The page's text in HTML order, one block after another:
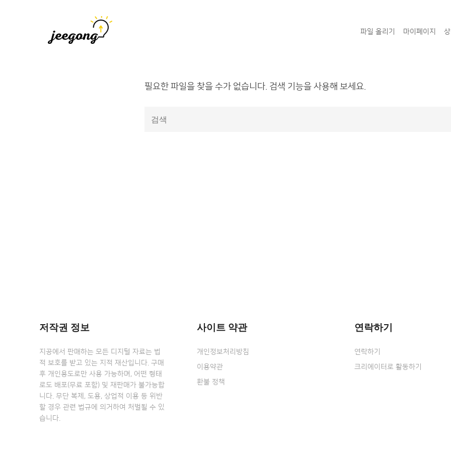
파일 올리기 마이페이지
필요한 파일을 찾을 수가 없습니다. 검색 기능을 사용해 보세요.
음
저작권 정보
지공에서 판매하는 모든 디지털 자료는 법
적 보호를 받고 있는 지적 재산입니다. 구매
후 개인용도로만 사용 가능하며, 어떤 형태
로도 배포(무료 포함) 및 재판매가 불가능합
니다. 무단 복제, 도용, 상업적 이용 등 위반
할 경우 관련 법규에 의거하여 처벌될 수 있
습니다.
사이트 약관
개인정보처리방침
이용약관
환불 정책
연락하기
연락하기
크리에이터로 활동하기